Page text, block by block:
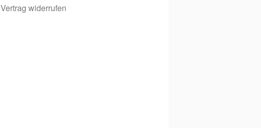
Vertrag widerrufen